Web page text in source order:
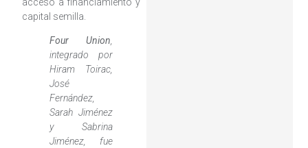
capital semilla.
Four Union
integrado por
Hiram Toirac,
José
Fernández,
Sarah Jiménez
y Sabrina
Jiménez, fue